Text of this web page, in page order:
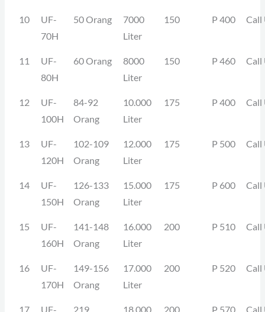
10
UF-
70H
50 Orang
7000
Liter
150 P 400 Call
11
UF-
80H
60 Orang
8000
Liter
150 P 460 Call
12
UF-
100H
84-92
Orang
10.000
Liter
175 P 400 Call
13
UF-
120H
102-109
Orang
12.000
Liter
175 P 500 Call
14
UF-
150H
126-133
Orang
15.000
Liter
175 P 600 Call
15
UF-
160H
141-148
Orang
16.000
Liter
200 P 510 Call
16
UF-
170H
149-156
Orang
17.000
Liter
200 P 520 Call